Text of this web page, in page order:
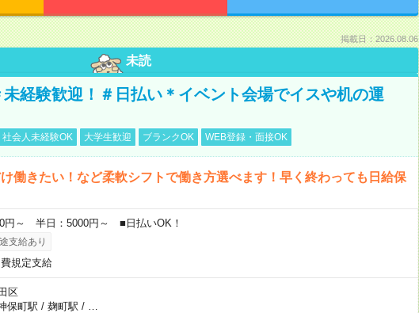
掲載日：2026.08.06
未読
経験歓迎！＃日払い＊イベント会場でイスや机の運
社会人未経験OK 大学生歓迎 ブランクOK WEB登録・面接OK
働きたい！など柔軟シフトで働き方選べます！早く終わっても日給保
円～ 半日：5000円～ ■日払いOK！
支給あり
規定支給
区
保町駅 / 麹町駅 /